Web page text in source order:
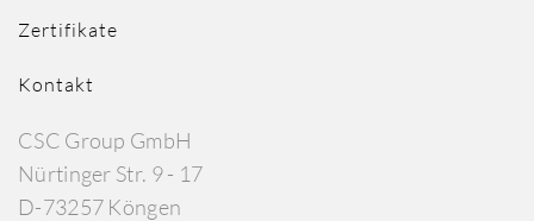
Zertifikate
Kontakt
CSC Group GmbH
Nürtinger Str. 9 - 17
D-73257 Köngen